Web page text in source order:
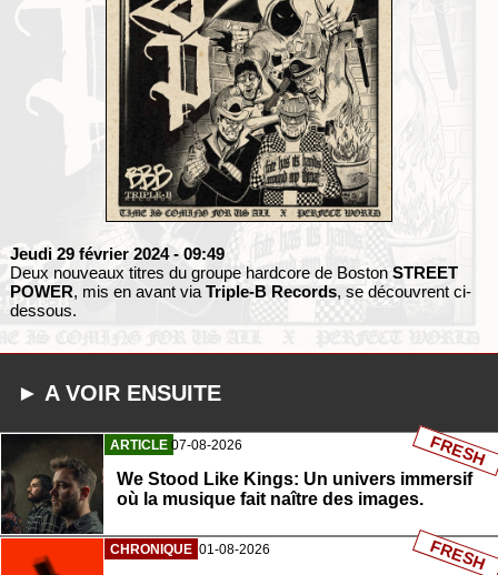
Jeudi 29 février 2024 - 09:49
Deux nouveaux titres du groupe hardcore de Boston STREET
POWER, mis en avant viaTriple-B Records, se découvrent ci-
dessous.
► A VOIR ENSUITE
ARTICLE 07-08-2026
We Stood Like Kings: Un univers immersif
où la musique fait naître des images.
FRESH
CHRONIQUE 01-08-2026 FRESH